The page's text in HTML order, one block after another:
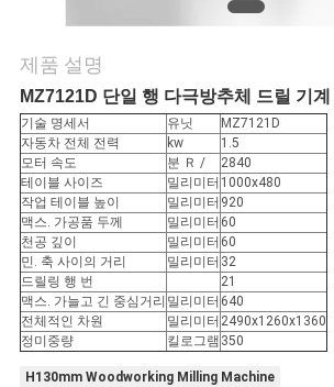
스
인
용
문
을
요
구
제품 설명
MZ7121D 단일 행 다극방추체 드릴 기계
기술 명세서 유닛
MZ7121D
자동차 전체 전력
kw
1.5
모터 속도
분 Ｒ /
2840
테이블 사이즈
밀리미터 1000x480
작업 테이블 높이
밀리미터 920
맥스. 가공품 두께
밀리미터 60
천공 깊이
밀리미터 60
민. 축 사이의 거리
밀리미터 32
드릴링 행 번
21
맥스. 가늘고 긴 중심거리 밀리미터 640
전체적인 차원
밀리미터 2490x1260x1360
정미중량
킬로그램 350
H130mm Woodworking Milling Machine